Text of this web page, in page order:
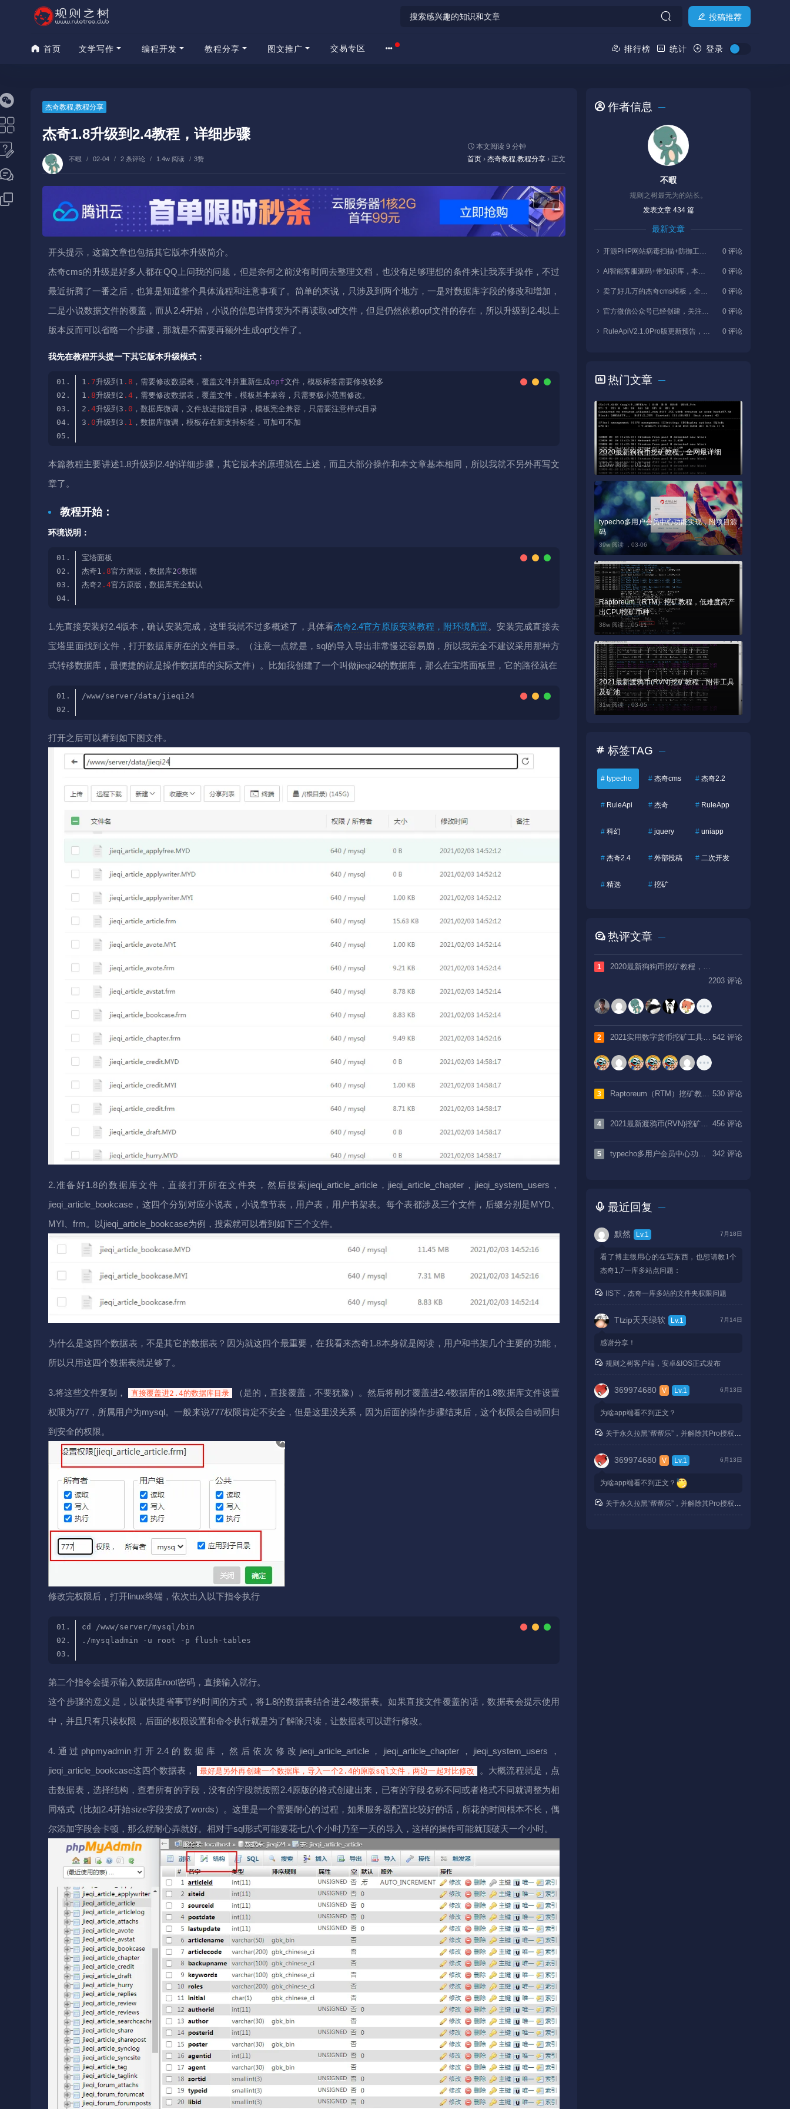
投稿推荐
首页 文学写作 编程开发 教程分享 图文推广 交易专区 排行榜 统计 登录
杰奇教程,教程分享
杰奇1.8升级到2.4教程，详细步骤
不暇 / 02-04 / 2 条评论 / 1.4w 阅读 / 3赞
本文阅读 9 分钟
首页 › 杰奇教程,教程分享 › 正文
广告
开头提示，这篇文章也包括其它版本升级简介。
杰奇cms的升级是好多人都在QQ上问我的问题，但是奈何之前没有时间去整理文档，也没有足够理想的条件来让我亲手操作，不过
最近折腾了一番之后，也算是知道整个具体流程和注意事项了。简单的来说，只涉及到两个地方，一是对数据库字段的修改和增加，
二是小说数据文件的覆盖，而从2.4开始，小说的信息详情变为不再读取odf文件，但是仍然依赖opf文件的存在，所以升级到2.4以上
版本反而可以省略一个步骤，那就是不需要再额外生成opf文件了。
我先在教程开头提一下其它版本升级模式：
1 .7升级到1 .8 ，需要修改数据表，覆盖文件并重新生成opf
1 .8升级到2 .4
2 .4升级到3 .0
3 .0升级到3 .1
本篇教程主要讲述1.8升级到2.4的详细步骤，其它版本的原理就在上述，而且大部分操作和本文章基本相同，所以我就不另外再写文
章了。
教程开始：
环境说明：
杰奇1 .8官方原版，数据库2G
杰奇2 .4
1.先直接安装好2.4版本，确认安装完成，这里我就不过多概述了，具体看杰奇2.4官方原版安装教程，附环境配置。安装完成直接去
宝塔里面找到文件，打开数据库所在的文件目录。（注意一点就是，sql的导入导出非常慢还容易崩，所以我完全不建议采用那种方
式转移数据库，最便捷的就是操作数据库的实际文件）。比如我创建了一个叫做jieqi24的数据库，那么在宝塔面板里，它的路径就在
打开之后可以看到如下图文件。
2.准备好1.8的数据库文件，直接打开所在文件夹，然后搜索jieqi_article_article，jieqi_article_chapter，jieqi_system_users，
jieqi_article_bookcase，这四个分别对应小说表，小说章节表，用户表，用户书架表。每个表都涉及三个文件，后缀分别是MYD、
MYI、frm。以jieqi_article_bookcase为例，搜索就可以看到如下三个文件。
为什么是这四个数据表，不是其它的数据表？因为就这四个最重要，在我看来杰奇1.8本身就是阅读，用户和书架几个主要的功能，
所以只用这四个数据表就足够了。
3.将这些文件复制， 直接覆盖进2.4的数据库目录
（是的，直接覆盖，不要犹豫）。然后将刚才覆盖进2.4数据库的1.8数据库文件设置
权限为777，所属用户为mysql。一般来说777权限肯定不安全，但是这里没关系，因为后面的操作步骤结束后，这个权限会自动回归
到安全的权限。
修改完权限后，打开linux终端，依次出入以下指令执行
第二个指令会提示输入数据库root密码，直接输入就行。
这个步骤的意义是，以最快捷省事节约时间的方式，将1.8的数据表结合进2.4数据表。如果直接文件覆盖的话，数据表会提示使用
中，并且只有只读权限，后面的权限设置和命令执行就是为了解除只读，让数据表可以进行修改。
4.通过phpmyadmin打开2.4的数据库，然后依次修改jieqi_article_article，jieqi_article_chapter，jieqi_system_users，
jieqi_article_bookcase这四个数据表，
最好是另外再创建一个数据库，导入一个2.4的原版sql文件，两边一起对比修改
。大概流程就是，点
击数据表，选择结构，查看所有的字段，没有的字段就按照2.4原版的格式创建出来，已有的字段名称不同或者格式不同就调整为相
同格式（比如2.4开始size字段变成了words）。这里是一个需要耐心的过程，如果服务器配置比较好的话，所花的时间根本不长，偶
尔添加字段会卡顿，那么就耐心弄就好。相对于sql形式可能要花七八个小时乃至一天的导入，这样的操作可能就顶破天一个小时。
作者信息
不暇
规则之树最无为的站长。
发表文章 434 篇
最新文章
开源PHP网站病毒扫描+防御工具分享，带教程 0 评论
AI智能客服源码+带知识库，本地训练支持，免费分享 0 评论
卖了好几万的杰奇cms模板，全部打包分享 0 评论
官方微信公众号已经创建，关注获取PRO版，还有工具和源码 0 评论
RuleApiV2.1.0Pro版更新预告，性能优化，AI功能增强 0 评论
热门文章
2020最新狗狗币挖矿教程，全网最详细
159w 阅读 ，01-10
typecho多用户会员中心功能实现，附项目源
码
39w 阅读 ， 03-06
Raptoreum（RTM）挖矿教程，低难度高产
出CPU挖矿币种
38w 阅读 ，05-11
2021最新渡鸦币(RVN)挖矿教程，附带工具
及矿池
31w 阅读 ，03-05
标签TAG
# typecho #杰奇cms # 杰奇2.2
# RuleApi #杰奇 # RuleApp
# 科幻 #jquery # uniapp
# 杰奇2.4 #外部投稿 # 二次开发
# 精选 #挖矿
热评文章
1
2020最新狗狗币挖矿教程，全网最详细
2203 评论
2 2021实用数字货币挖矿工具，介绍及下载 542 评论
3 Raptoreum（RTM）挖矿教程，低难度高产出CPU挖矿币种 530 评论
4 2021最新渡鸦币(RVN)挖矿教程，附带工具及矿池 456 评论
5 typecho多用户会员中心功能实现，附项目源码 342 评论
最近回复
默然 Lv.1 7月18日
看了博主很用心的在写东西，也想请教1个
杰奇1,7一库多站点问题：
静态，file文件夹使用虚拟文件方式虚拟到主
则，但是老是出现1个奇怪的现象，就是
wap端的子站正常，PC子站点伪静态，阅读
节目录页面的伪静态正常，只能重启站点iis
在之前的服务器也是2012上可能也出现类似
主有没有啥建议？谢谢
IIS下，杰奇一库多站的文件夹权限问题
Ttzip天天绿软 Lv.1 7月14日
感谢分享！
规则之树客户端，安卓&IOS正式发布
369974680 V Lv.1 6月13日
为啥app端看不到正文？
关于永久拉黑“帮帮乐”，并解除其Pro授权的通知
369974680 V Lv.1 6月13日
为啥app端看不到正文？
关于永久拉黑“帮帮乐”，并解除其Pro授权的通知